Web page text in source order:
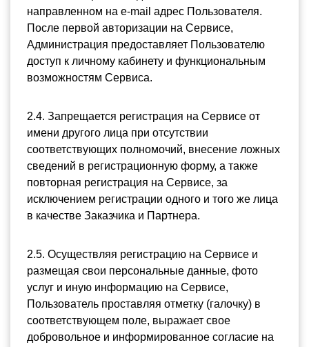
направленном на e-mail адрес Пользователя.
После первой авторизации на Сервисе,
Администрация предоставляет Пользователю
доступ к личному кабинету и функциональным
возможностям Сервиса.
2.4. Запрещается регистрация на Сервисе от
имени другого лица при отсутствии
соответствующих полномочий, внесение ложных
сведений в регистрационную форму, а также
повторная регистрация на Сервисе, за
исключением регистрации одного и того же лица
в качестве Заказчика и Партнера.
2.5. Осуществляя регистрацию на Сервисе и
размещая свои персональные данные, фото
услуг и иную информацию на Сервисе,
Пользователь проставляя отметку (галочку) в
соответствующем поле, выражает свое
добровольное и информированное согласие на